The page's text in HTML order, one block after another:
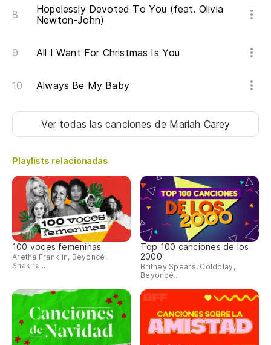
Hopelessly Devoted To You (feat. Olivia
Newton-John)
All I Want For Christmas Is You
Always Be My Baby
Ver todas las canciones de Mariah Carey
Playlists relacionadas
100 voces femeninas
Aretha Franklin, Beyoncé,
Shakira...
Top 100 canciones de los
2000
Britney Spears, Coldplay,
Beyoncé...